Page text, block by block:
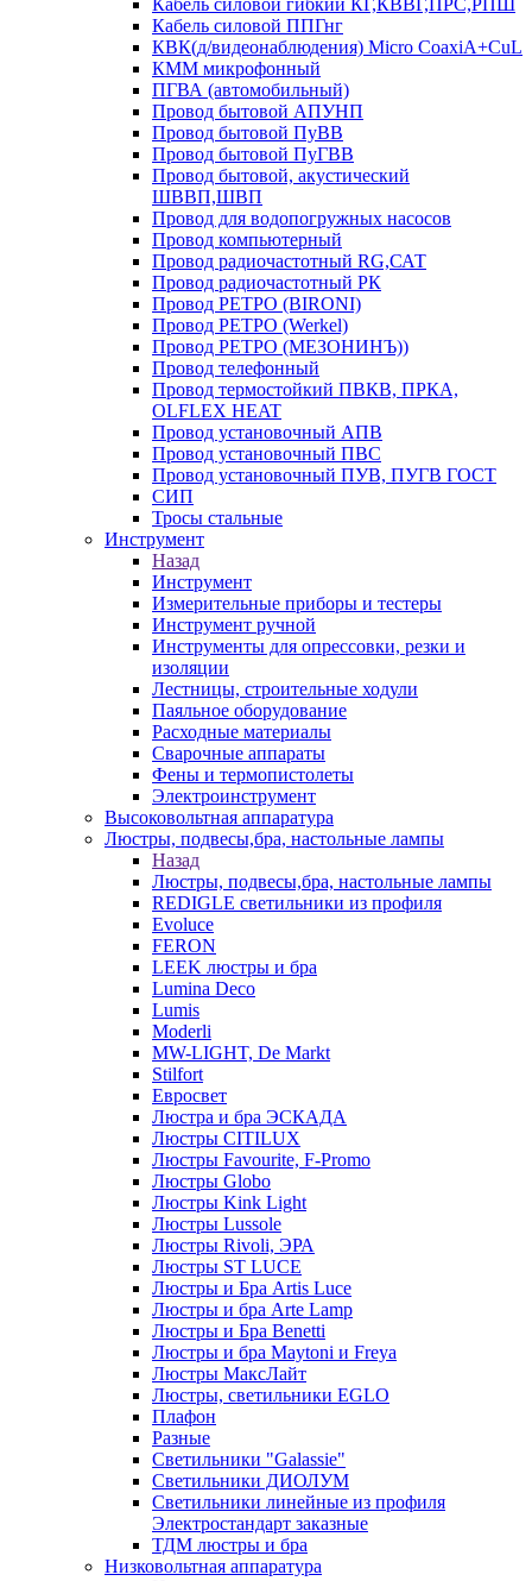
Кабель силовой гибкий КГ,КВВГ,ПРС,РПШ
Кабель силовой ППГнг
КВК(д/видеонаблюдения) Micro CoaxiA+CuL
КММ микрофонный
ПГВА (автомобильный)
Провод бытовой АПУНП
Провод бытовой ПуВВ
Провод бытовой ПуГВВ
Провод бытовой, акустический
ШВВП,ШВП
Провод для водопогружных насосов
Провод компьютерный
Провод радиочастотный RG,САТ
Провод радиочастотный РК
Провод РЕТРО (BIRONI)
Провод РЕТРО (Werkel)
Провод РЕТРО (МЕЗОНИНЪ))
Провод телефонный
Провод термостойкий ПВКВ, ПРКА,
OLFLEX HEAT
Провод установочный АПВ
Провод установочный ПВС
Провод установочный ПУВ, ПУГВ ГОСТ
СИП
Тросы стальные
Инструмент
Назад
Инструмент
Измерительные приборы и тестеры
Инструмент ручной
Инструменты для опрессовки, резки и
изоляции
Лестницы, строительные ходули
Паяльное оборудование
Расходные материалы
Сварочные аппараты
Фены и термопистолеты
Электроинструмент
Высоковольтная аппаратура
Люстры, подвесы,бра, настольные лампы
Назад
Люстры, подвесы,бра, настольные лампы
REDIGLE светильники из профиля
Evoluce
FERON
LEEK люстры и бра
Lumina Deco
Lumis
Moderli
MW-LIGHT, De Markt
Stilfort
Евросвет
Люстра и бра ЭСКАДА
Люстры CITILUX
Люстры Favourite, F-Promo
Люстры Globo
Люстры Kink Light
Люстры Lussole
Люстры Rivoli, ЭРА
Люстры ST LUCE
Люстры и Бра Artis Luce
Люстры и бра Arte Lamp
Люстры и Бра Benetti
Люстры и бра Maytoni и Freya
Люстры МаксЛайт
Люстры, светильники EGLO
Плафон
Разные
Светильники "Galassie"
Светильники ДИОЛУМ
Светильники линейные из профиля
Электростандарт заказные
ТДМ люстры и бра
Низковольтная аппаратура